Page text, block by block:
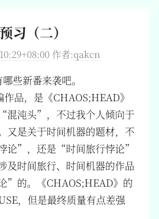
习（二）
作者:qakcn
些新番来袭吧。
品，是《CHAOS;HEAD》
“混沌头”，不过我个人倾向于
又是关于时间机器的题材，不
论”，还是“时间旅行悖论”
及时间旅行、时间机器的作品
”的。《CHAOS;HEAD》的
，但是最终质量有点差强